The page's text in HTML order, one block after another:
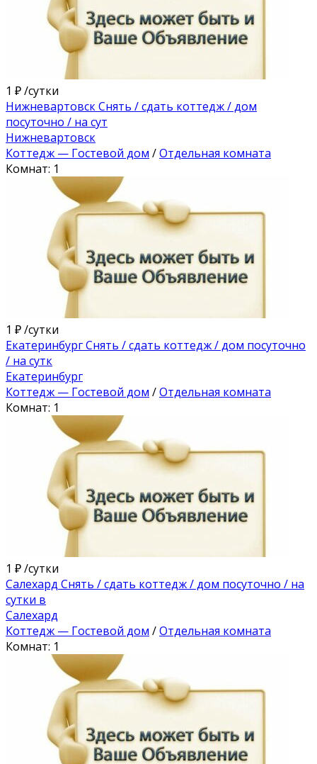
1 ₽/сутки
Нижневартовск Снять / сдать коттедж / дом
посуточно / на сут
Нижневартовск
Коттедж — Гостевой дом /Отдельная комната
Комнат: 1
1 ₽/сутки
Екатеринбург Снять / сдать коттедж / дом посуточно
/ на сутк
Екатеринбург
Коттедж — Гостевой дом /Отдельная комната
Комнат: 1
1 ₽/сутки
Салехард Снять / сдать коттедж / дом посуточно / на
сутки в
Салехард
Коттедж — Гостевой дом /Отдельная комната
Комнат: 1